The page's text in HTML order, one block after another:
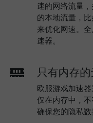
速的网络流量
的本地流量，
来优化网速。
速器。
只有内存
欧服游戏加速
仅在内存中，
确保您的隐私数